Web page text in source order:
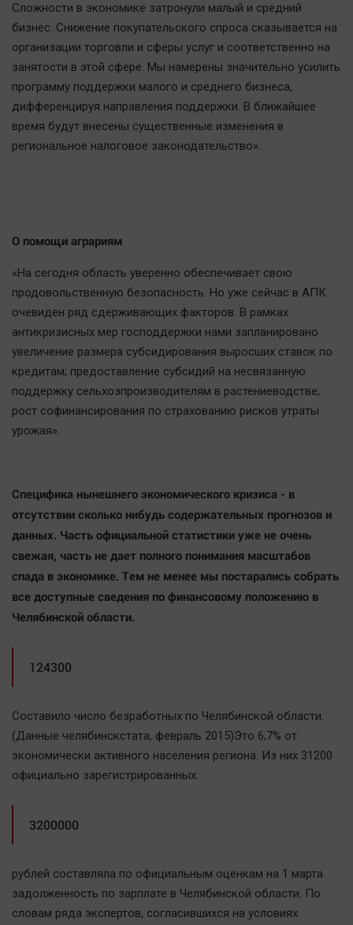
Сложности в экономике затронули малый и средний
бизнес. Снижение покупательского спроса сказывается на
организации торговли и сферы услуг и соответственно на
занятости в этой сфере. Мы намерены значительно усилить
программу поддержки малого и среднего бизнеса,
дифференцируя направления поддержки. В ближайшее
время будут внесены существенные изменения в
региональное налоговое законодательство».
О помощи аграриям
«На сегодня область уверенно обеспечивает свою
продовольственную безопасность. Но уже сейчас в АПК
очевиден ряд сдерживающих факторов. В рамках
антикризисных мер господдержки нами запланировано
увеличение размера субсидирования выросших ставок по
кредитам; предоставление субсидий на несвязанную
поддержку сельхозпроизводителям в растениеводстве;
рост софинансирования по страхованию рисков утраты
урожая».
Специфика нынешнего экономического кризиса - в
отсутствии сколько нибудь содержательных прогнозов и
данных. Часть официальной статистики уже не очень
свежая, часть не дает полного понимания масштабов
спада в экономике. Тем не менее мы постарались собрать
все доступные сведения по финансовому положению в
Челябинской области.
124300
Составило число безработных по Челябинской области.
(Данные челябинскстата, февраль 2015)Это 6,7% от
экономически активного населения региона. Из них 31200
официально зарегистрированных.
3200000
рублей составляла по официальным оценкам на 1 марта
задолженность по зарплате в Челябинской области. По
словам ряда экспертов, согласившихся на условиях